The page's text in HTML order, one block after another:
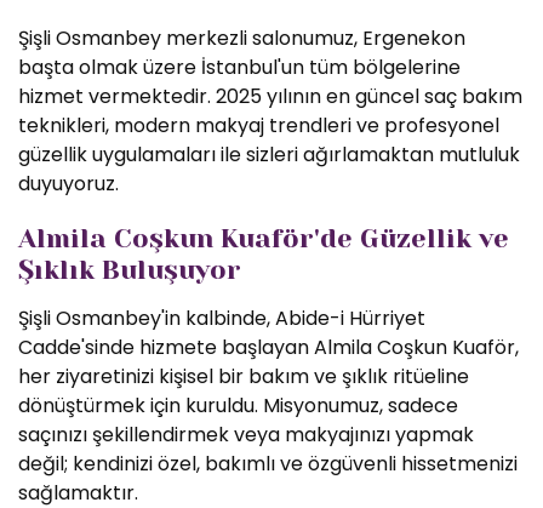
Şişli Osmanbey merkezli salonumuz, Ergenekon
başta olmak üzere İstanbul'un tüm bölgelerine
hizmet vermektedir. 2025 yılının en güncel saç bakım
teknikleri, modern makyaj trendleri ve profesyonel
güzellik uygulamaları ile sizleri ağırlamaktan mutluluk
duyuyoruz.
Almila Coşkun Kuaför'de Güzellik ve
Şıklık Buluşuyor
Şişli Osmanbey'in kalbinde, Abide-i Hürriyet
Cadde'sinde hizmete başlayan Almila Coşkun Kuaför,
her ziyaretinizi kişisel bir bakım ve şıklık ritüeline
dönüştürmek için kuruldu. Misyonumuz, sadece
saçınızı şekillendirmek veya makyajınızı yapmak
değil; kendinizi özel, bakımlı ve özgüvenli hissetmenizi
sağlamaktır.